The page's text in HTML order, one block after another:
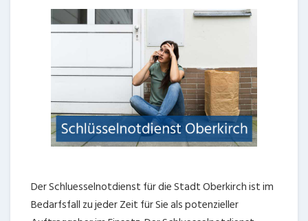
Der Schluesselnotdienst für die Stadt Oberkirch ist im
Bedarfsfall zu jeder Zeit für Sie als potenzieller